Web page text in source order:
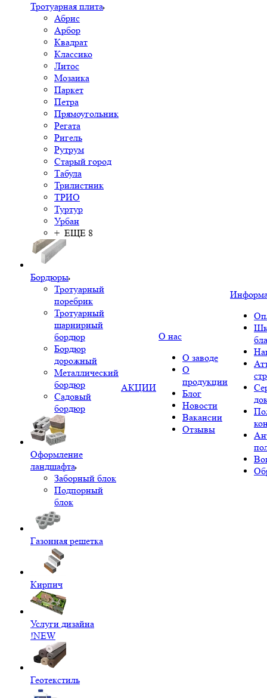
Тротуарная плита
Абрис
Арбор
Квадрат
Классико
Литос
Мозаика
Паркет
Петра
Прямоугольник
Регата
Ригель
Рутрум
Старый город
Табула
Трилистник
ТРИО
Туртур
Урбан
+ ЕЩЕ 8
Бордюры
Тротуарный
поребрик
Тротуарный
шарнирный
бордюр
Бордюр
дорожный
Металлический
бордюр
Садовый
бордюр
Оформление
ландшафта
Заборный блок
Подпорный
блок
Газонная решетка
Кирпич
Услуги дизайна
!NEW
Геотекстиль
АКЦИИ
О нас
О заводе
О
продукции
Блог
Новости
Вакансии
Отзывы